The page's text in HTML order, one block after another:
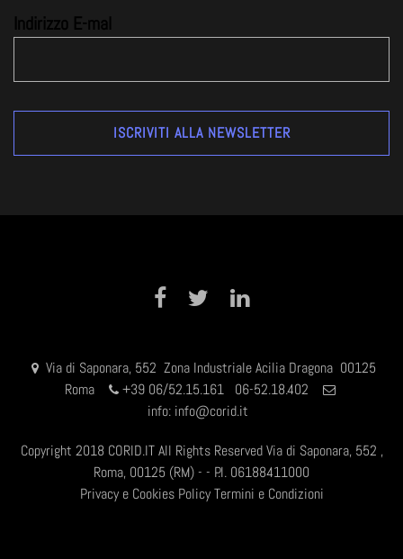
Indirizzo E-mal
Facebook Twitter
Via di Saponara, 552 Zona Industriale Acilia Dragona 00125
Roma
+39 06/52.15.161 06-52.18.402
info: info@corid.it
Copyright 2018 CORID.IT All Rights Reserved Via di Saponara, 552 ,
Roma, 00125 (RM) - - P.I. 06188411000
Privacy e Cookies Policy Termini e Condizioni